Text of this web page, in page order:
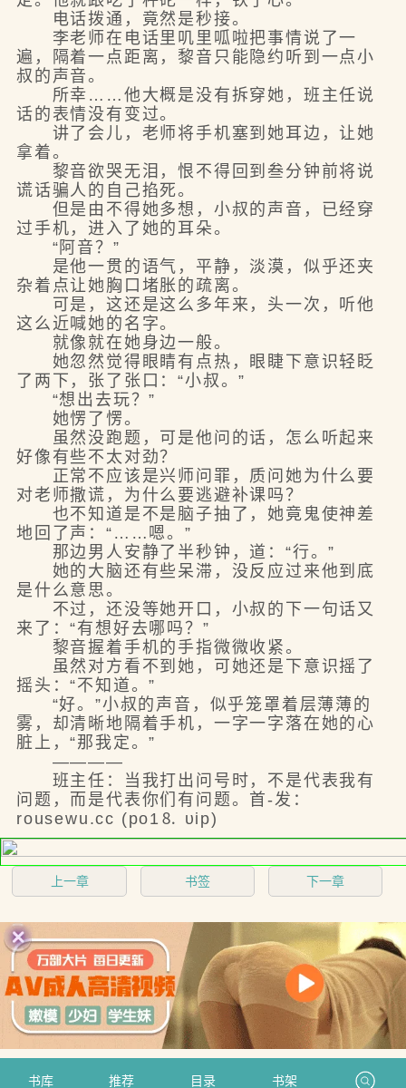
电话拨通，竟然是秒接。
李老师在电话里叽里呱啦把事情说了一
遍，隔着一点距离，黎音只能隐约听到一点小
叔的声音。
所幸……他大概是没有拆穿她，班主任说
话的表情没有变过。
讲了会儿，老师将手机塞到她耳边，让她
拿着。
黎音欲哭无泪，恨不得回到叁分钟前将说
谎话骗人的自己掐死。
但是由不得她多想，小叔的声音，已经穿
过手机，进入了她的耳朵。
“阿音？”
是他一贯的语气，平静，淡漠，似乎还夹
杂着点让她胸口堵胀的疏离。
可是，这还是这么多年来，头一次，听他
这么近喊她的名字。
就像就在她身边一般。
她忽然觉得眼睛有点热，眼睫下意识轻眨
了两下，张了张口：“小叔。”
“想出去玩？”
她愣了愣。
虽然没跑题，可是他问的话，怎么听起来
好像有些不太对劲？
正常不应该是兴师问罪，质问她为什么要
对老师撒谎，为什么要逃避补课吗？
也不知道是不是脑子抽了，她竟鬼使神差
地回了声：“……嗯。”
那边男人安静了半秒钟，道：“行。”
她的大脑还有些呆滞，没反应过来他到底
是什么意思。
不过，还没等她开口，小叔的下一句话又
来了：“有想好去哪吗？”
黎音握着手机的手指微微收紧。
虽然对方看不到她，可她还是下意识摇了
摇头：“不知道。”
“好。”小叔的声音，似乎笼罩着层薄薄的
雾，却清晰地隔着手机，一字一字落在她的心
脏上，“那我定。”
————
班主任：当我打出问号时，不是代表我有
问题，而是代表你们有问题。首-发：
rousewu.cc (po1⒏ υip)
上一章 书签 下一章
书库 推荐 目录 书架